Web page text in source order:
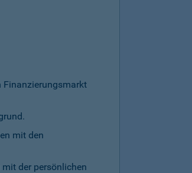
Finanzierungsmarkt
mit den
der persönlichen